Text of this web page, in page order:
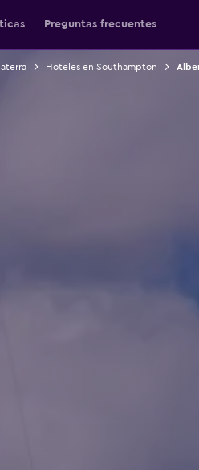
Preguntas frecuentes
Hoteles en Southampton